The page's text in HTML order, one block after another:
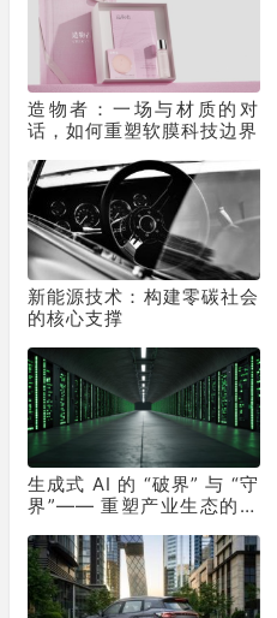
造物者：一场与材质的对
话，如何重塑软膜科技边界
新能源技术：构建零碳社会
的核心支撑
生成式 AI 的 “破界” 与 “守
界”—— 重塑产业生态的双